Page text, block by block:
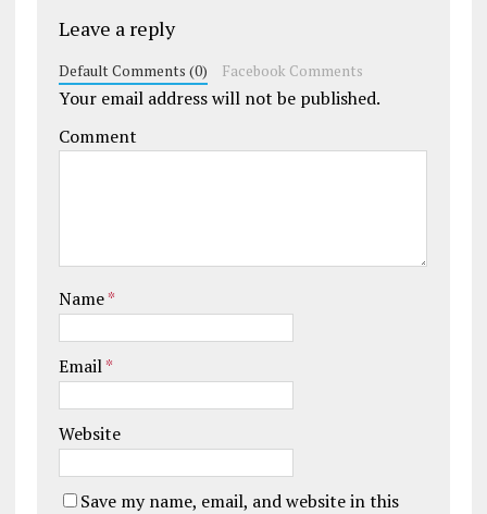
Leave a reply
Default Comments (0) Facebook Comments
Your email address will not be published.
Comment
Name*
Email*
Website
Save my name, email, and website in this